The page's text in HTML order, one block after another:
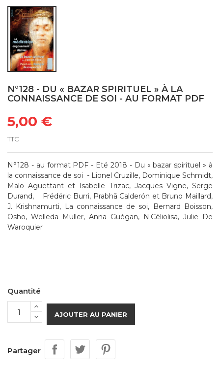
N°128 - DU « BAZAR SPIRITUEL » À LA
CONNAISSANCE DE SOI - AU FORMAT PDF
5,00 €
TTC
N°128 - au format PDF - Eté 2018 - Du « bazar spirituel » à
la connaissance de soi - Lionel Cruzille, Dominique Schmidt,
Malo Aguettant et Isabelle Trizac, Jacques Vigne, Serge
Durand, Frédéric Burri, Prabhã Calderón et Bruno Maillard,
J. Krishnamurti, La connaissance de soi, Bernard Boisson,
Osho, Welleda Muller, Anna Guégan, N.Céliolisa, Julie De
Waroquier
Quantité
AJOUTER AU PANIER
Partager